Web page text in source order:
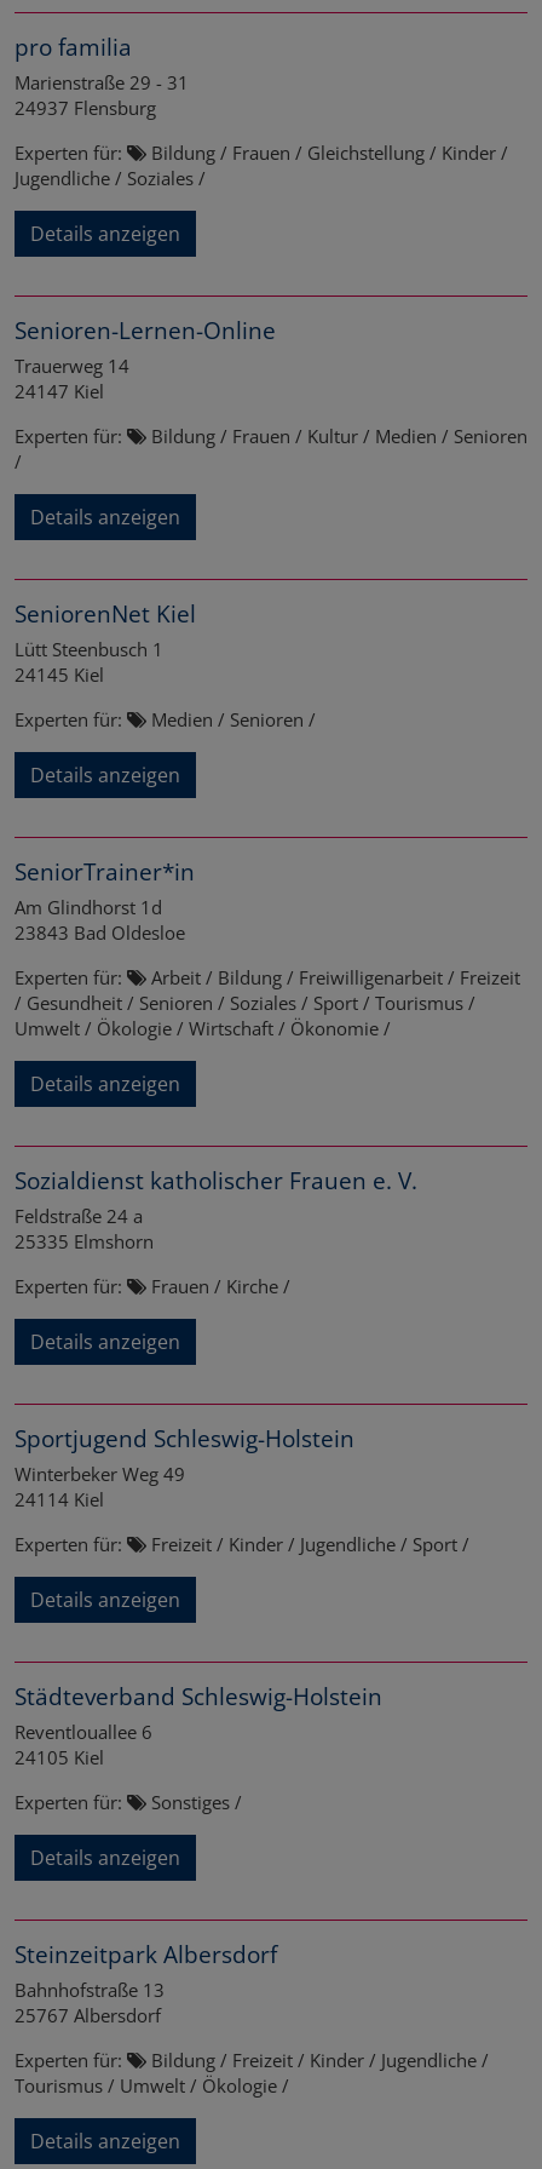
pro familia
Marienstraße 29 - 31
24937 Flensburg
Experten für:
Bildung / Frauen / Gleichstellung / Kinder /
Jugendliche / Soziales /
Details anzeigen
Senioren-Lernen-Online
Trauerweg 14
24147 Kiel
Experten für:
Bildung / Frauen / Kultur / Medien / Senioren
/
Details anzeigen
SeniorenNet Kiel
Lütt Steenbusch 1
24145 Kiel
Experten für:
Medien / Senioren /
Details anzeigen
SeniorTrainer*in
Am Glindhorst 1d
23843 Bad Oldesloe
Experten für:
Arbeit / Bildung / Freiwilligenarbeit / Freizeit
/ Gesundheit / Senioren / Soziales / Sport / Tourismus /
Umwelt / Ökologie / Wirtschaft / Ökonomie /
Details anzeigen
Sozialdienst katholischer Frauen e. V.
Feldstraße 24 a
25335 Elmshorn
Experten für:
Frauen / Kirche /
Details anzeigen
Sportjugend Schleswig-Holstein
Winterbeker Weg 49
24114 Kiel
Experten für:
Freizeit / Kinder / Jugendliche / Sport /
Details anzeigen
Städteverband Schleswig-Holstein
Reventlouallee 6
24105 Kiel
Experten für:
Sonstiges /
Details anzeigen
Steinzeitpark Albersdorf
Bahnhofstraße 13
25767 Albersdorf
Experten für:
Bildung / Freizeit / Kinder / Jugendliche /
Tourismus / Umwelt / Ökologie /
Details anzeigen